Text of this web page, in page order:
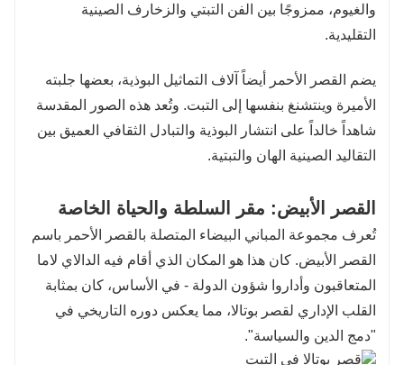
والغيوم، ممزوجًا بين الفن التبتي والزخارف الصينية
التقليدية.
يضم القصر الأحمر أيضاً آلاف التماثيل البوذية، بعضها جلبته
الأميرة وينتشنغ بنفسها إلى التبت. وتُعد هذه الصور المقدسة
شاهداً خالداً على انتشار البوذية والتبادل الثقافي العميق بين
التقاليد الصينية الهان والتبتية.
القصر الأبيض: مقر السلطة والحياة الخاصة
تُعرف مجموعة المباني البيضاء المتصلة بالقصر الأحمر باسم
القصر الأبيض. كان هذا هو المكان الذي أقام فيه الدالاي لاما
المتعاقبون وأداروا شؤون الدولة - في الأساس، كان بمثابة
القلب الإداري لقصر بوتالا، مما يعكس دوره التاريخي في
"دمج الدين والسياسة".